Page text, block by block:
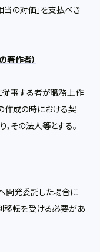
の対価」を支払べき
著作者）
事する者が職務上作
作成の時における契
その法人等とする。
開発委託した場合に
移転を受ける必要があ